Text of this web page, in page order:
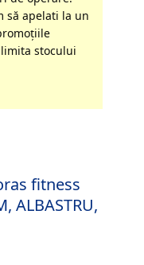
să apelati la un
stocului
fitness
ALBASTRU,